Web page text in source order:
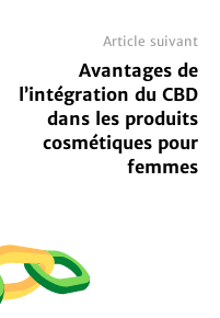
Article suivant
Avantages de
l’intégration du CBD
dans les produits
cosmétiques pour
femmes